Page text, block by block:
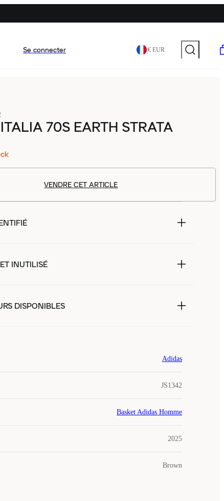
Se connecter € EUR
70S EARTH STRATA
VENDRE CET ARTICLE
INUTILISÉ
DISPONIBLES
Adidas
JS1342
Basket Adidas Homme
2025
Brown